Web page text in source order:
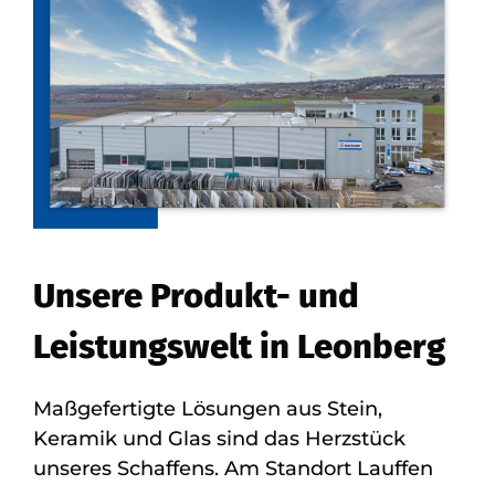
Unsere Produkt- und
Leistungswelt in Leonberg
Maßgefertigte Lösungen aus Stein,
Keramik und Glas sind das Herzstück
unseres Schaffens. Am Standort Lauffen